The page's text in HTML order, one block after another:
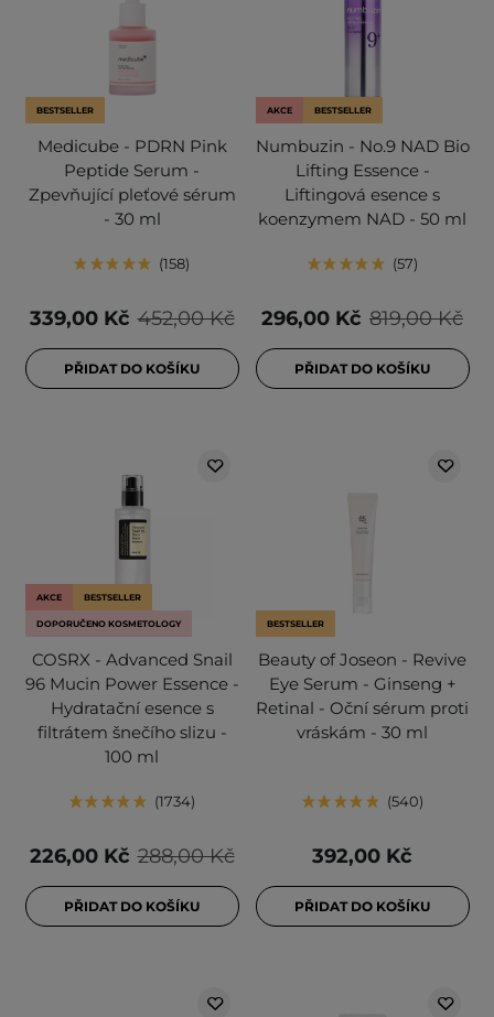
BESTSELLER
Medicube - PDRN Pink
Peptide Serum -
Zpevňující pleťové sérum
- 30 ml
158
452,00 Kč
339,00 Kč
PŘIDAT DO KOŠÍKU
AKCE BESTSELLER
Numbuzin - No.9 NAD Bio
Lifting Essence -
Liftingová esence s
koenzymem NAD - 50 ml
57
819,00 Kč
296,00 Kč
PŘIDAT DO KOŠÍKU
AKCE BESTSELLER
DOPORUČENO KOSMETOLOGY
COSRX - Advanced Snail
96 Mucin Power Essence -
Hydratační esence s
filtrátem šnečího slizu -
100 ml
1734
288,00 Kč
226,00 Kč
PŘIDAT DO KOŠÍKU
BESTSELLER
Beauty of Joseon - Revive
Eye Serum - Ginseng +
Retinal - Oční sérum proti
vráskám - 30 ml
540
392,00 Kč
PŘIDAT DO KOŠÍKU